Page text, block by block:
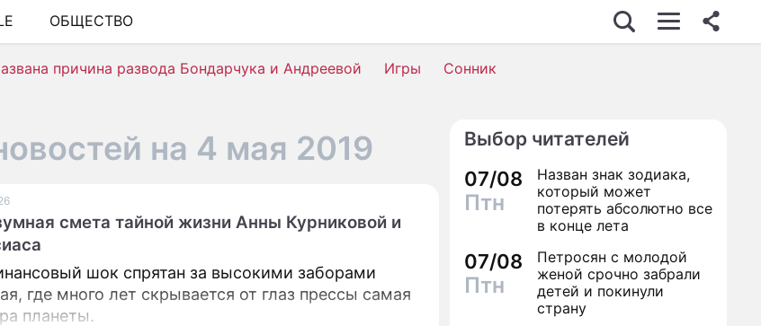
ОБЩЕСТВО
ШОУ-БИЗНЕС
АВТО
НЕДВИЖИМОСТЬ
ЭКОНОМИКА
СОННИК
причина развода Бондарчука и Андреевой Игры Сонник
на 4 мая 2019
смета тайной жизни Анны Курниковой и
шок спрятан за высокими заборами
где много лет скрывается от глаз прессы самая
планеты.
Выбор читателей
07/08
Птн
Назван знак зодиака,
который может
потерять абсолютно все
в конце лета
07/08
Птн
Петросян с молодой
женой срочно забрали
детей и покинули
страну